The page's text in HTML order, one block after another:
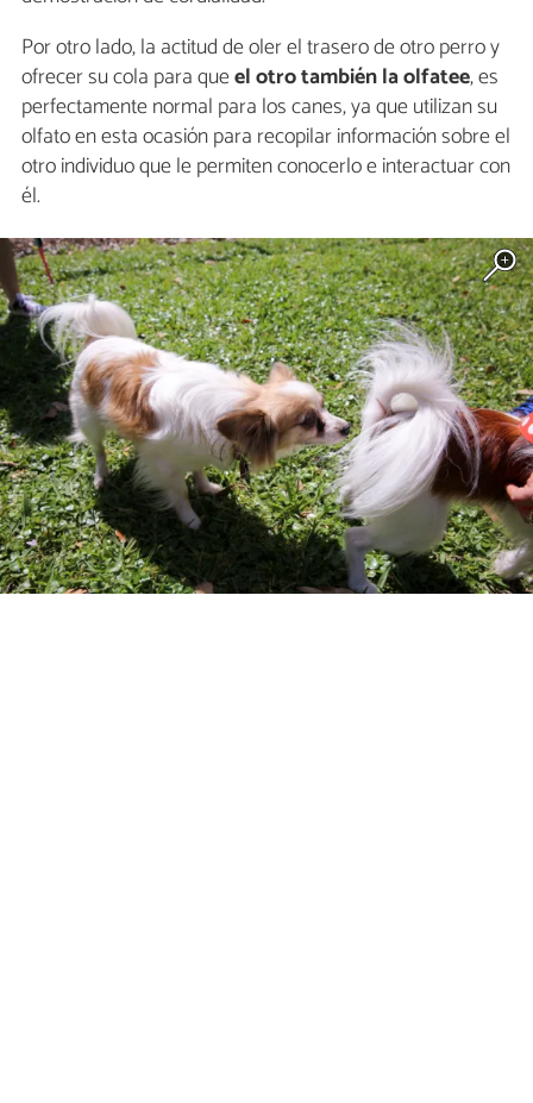
Por otro lado, la actitud de oler el trasero de otro perro y
ofrecer su cola para queel otro también la olfatee, es
perfectamente normal para los canes, ya que utilizan su
olfato en esta ocasión para recopilar información sobre el
otro individuo que le permiten conocerlo e interactuar con
él.